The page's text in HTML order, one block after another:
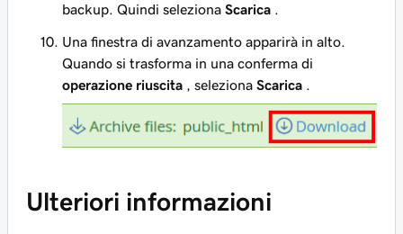
backup. Quindi seleziona Scarica
Una finestra di avanzamento apparirà in alto.
Quando si trasforma in una conferma di
operazione riuscita , seleziona Scarica
Ulteriori informazioni